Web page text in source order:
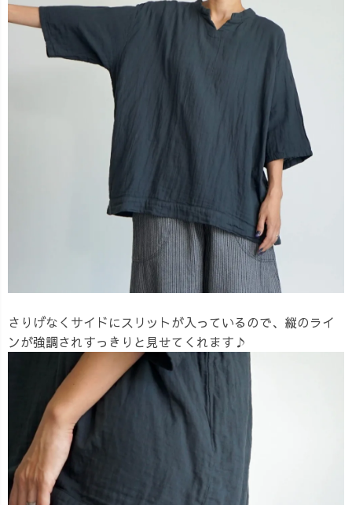
さりげなくサイドにスリットが入っているので、縦のライ
ンが強調されすっきりと見せてくれます♪